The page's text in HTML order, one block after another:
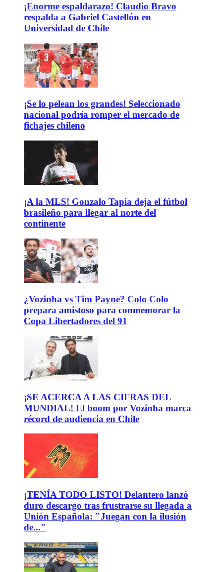
¡Enorme espaldarazo! Claudio Bravo
respalda a Gabriel Castellón en
Universidad de Chile
¡Se lo pelean los grandes! Seleccionado
nacional podría romper el mercado de
fichajes chileno
¡A la MLS! Gonzalo Tapia deja el fútbol
brasileño para llegar al norte del
continente
¿Vozinha vs Tim Payne? Colo Colo
prepara amistoso para conmemorar la
Copa Libertadores del 91
¡SE ACERCA A LAS CIFRAS DEL
MUNDIAL! El boom por Vozinha marca
récord de audiencia en Chile
¡TENÍA TODO LISTO! Delantero lanzó
duro descargo tras frustrarse su llegada a
Unión Española: "Juegan con la ilusión
de..."